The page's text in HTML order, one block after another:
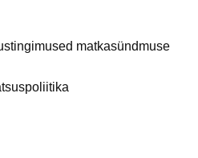
matkasündmuse